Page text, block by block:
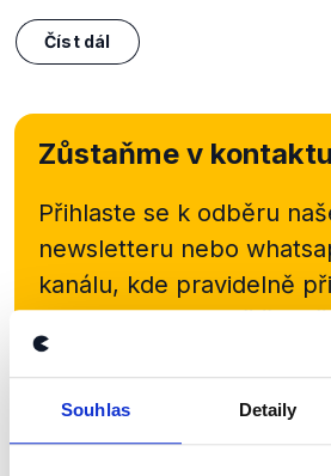
Souhlas Detaily
Číst dál
Zůstaňme v kontaktu
Přihlaste se k odběru
newsletteru nebo
kanálu, kde pravidelně
shrnutí nejzajímavějších
Začněte nás odebírat, a
nepravdy se zrovna v